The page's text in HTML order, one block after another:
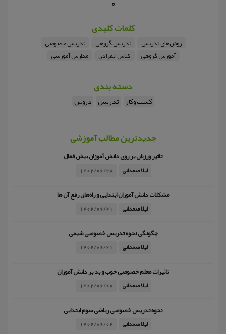
0
کلمات کلیدی
روش‌های تدریس تدریس گروهی
تدریس خصوصی
آموزش گروهی
کلاس انفرادی مدارس آموزشی
دسته بندی
کسب وکار تدریس دروس
جدیدترین مطالب آموزشی
تاثیر ورزش بر روی دانش آموزان بیش فعال
لیلا صمدانی 1402/06/28
مشکلات دانش آموزان ابتدایی و راه‌های رفع آن ها
لیلا صمدانی 1402/06/21
چگونگی نحوه تدریس خصوصی شیمی
لیلا صمدانی 1402/06/21
تاثیرات معلم خصوصی خوب و بد بر دانش آموزان
لیلا صمدانی 1402/06/07
نحوه تدریس خصوصی ریاضی سوم ابتدایی
لیلا صمدانی 1402/06/06